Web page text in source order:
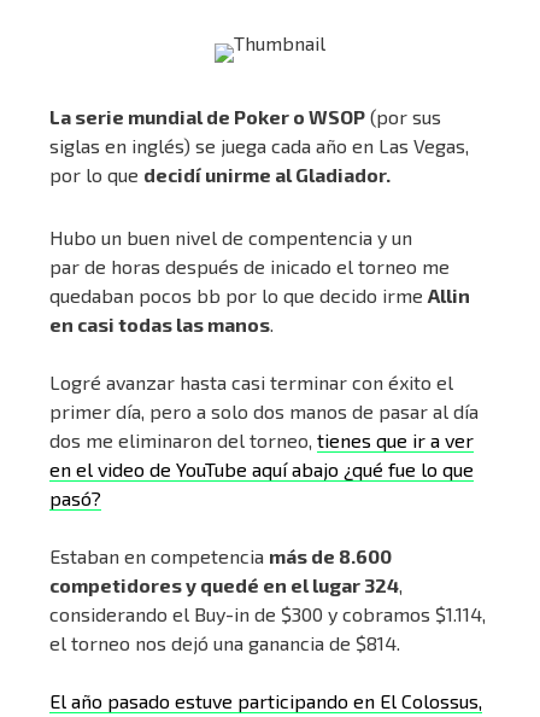
La serie mundial de Poker o WSOP (por sus
siglas en inglés) se juega cada año en Las Vegas,
por lo que decidí unirme al Gladiador.
Hubo un buen nivel de compentencia y un
par de horas después de inicado el torneo me
quedaban pocos bb por lo que decido irme Allin
en casi todas las manos.
Logré avanzar hasta casi terminar con éxito el
primer día, pero a solo dos manos de pasar al día
dos me eliminaron del torneo, tienes que ir a ver
en el video de YouTube aquí abajo ¿qué fue lo que
pasó?
Estaban en competencia más de 8.600
competidores y quedé en el lugar 324,
considerando el Buy-in de $300 y cobramos $1.114,
el torneo nos dejó una ganancia de $814.
El año pasado estuve participando en El Colossus,